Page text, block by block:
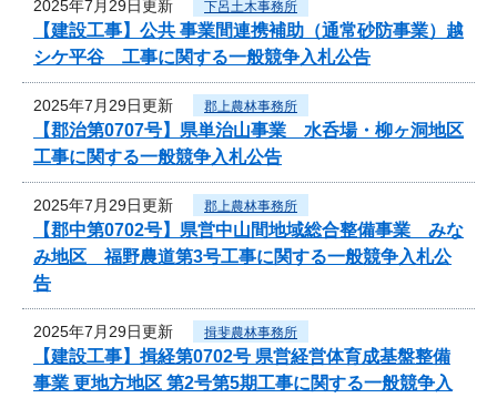
2025年7月29日更新 下呂土木事務所
【建設工事】公共 事業間連携補助（通常砂防事業）越
シケ平谷 工事に関する一般競争入札公告
2025年7月29日更新 郡上農林事務所
【郡治第0707号】県単治山事業 水呑場・柳ヶ洞地区
工事に関する一般競争入札公告
2025年7月29日更新 郡上農林事務所
【郡中第0702号】県営中山間地域総合整備事業 みな
み地区 福野農道第3号工事に関する一般競争入札公
告
2025年7月29日更新 揖斐農林事務所
【建設工事】揖経第0702号 県営経営体育成基盤整備
事業 更地方地区 第2号第5期工事に関する一般競争入